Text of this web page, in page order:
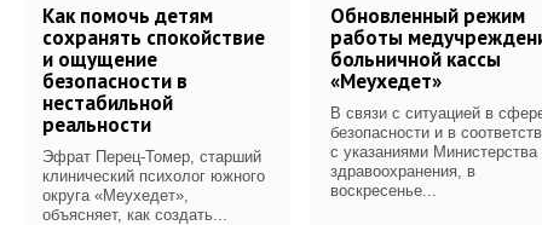
Как помочь детям
сохранять спокойствие
и ощущение
безопасности в
нестабильной
реальности
Эфрат Перец-Томер, старший
клинический психолог южного
округа «Меухедет»,
объясняет, как создать...
Обновленный режим
работы
больничной кассы
«Меухедет»
В связи с ситуацией в
безопасности и в
с указаниями Министерства
здравоохранения, в
воскресенье...